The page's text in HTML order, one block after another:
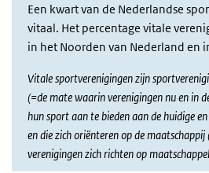
Een kwart van de Nederlandse
vitaal. Het percentage vitale
in het Noorden van Nederland en
Vitale sportverenigingen zijn
(=de mate waarin verenigingen nu en in
hun sport aan te bieden aan de huidige
en die zich oriënteren op de
verenigingen zich richten op